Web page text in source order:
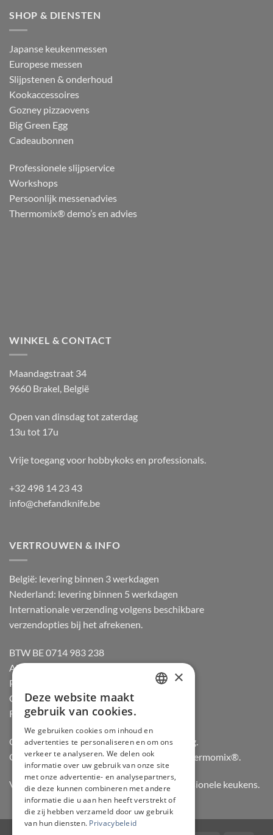
SHOP & DIENSTEN
Japanse keukenmessen
Europese messen
Slijpstenen & onderhoud
Kookaccessoires
Gozney pizzaovens
Big Green Egg
Cadeaubonnen
Professionele slijpservice
Workshops
Persoonlijk messenadvies
Thermomix® demo’s en advies
WINKEL & CONTACT
Maandagstraat 34
9660 Brakel, België
Open van dinsdag tot zaterdag
13u tot 17u
Vrije toegang voor hobbykoks en professionals.
+32 498 14 23 43
info@chefandknife.be
VERTROUWEN & INFO
België: levering binnen 3 werkdagen
Nederland: levering binnen 5 werkdagen
Internationale verzending volgens beschikbare
verzendopties bij het afrekenen.
BTW BE 0714 983 238
Algemene voorwaarden
Privacybeleid
Cookiebeleid
Retourneren
Officiële dealer van Gozney en Big Green Egg.
Officiële advisor en verdeler van Vorwerk Thermomix®.
Vertrouwd door hobbykoks, chefs en professionele keukens.
GERMAN
ENGLISH
×
Deze website maakt
gebruik van cookies.
We gebruiken cookies om inhoud en
advertenties te personaliseren en om ons
verkeer te analyseren. We delen ook
informatie over uw gebruik van onze site
met onze advertentie- en analysepartners,
die deze kunnen combineren met andere
informatie die u aan hen heeft verstrekt of
die zij hebben verzameld door uw gebruik
van hun diensten. Privacybeleid